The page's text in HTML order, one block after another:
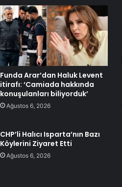
Funda Arar’dan Haluk Levent
itirafı: ‘Camiada hakkında
konuşulanları biliyorduk’
Ağustos 6, 2026
CHP’li Halıcı Isparta’nın Bazı
Köylerini Ziyaret Etti
Ağustos 6, 2026